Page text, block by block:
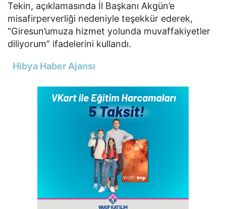
Tekin, açıklamasında İl Başkanı Akgün’e
misafirperverliği nedeniyle teşekkür ederek,
“Giresun’umuza hizmet yolunda muvaffakiyetler
diliyorum” ifadelerini kullandı.
Hibya Haber Ajansı